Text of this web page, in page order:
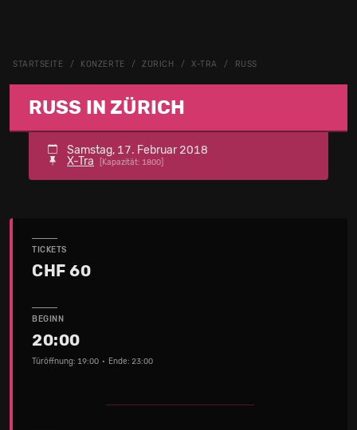
STARTSEITE KONZERTE ZÜRICH X-TRA RUSS
RUSS IN ZÜRICH
Samstag, 17. Februar 2018
X-Tra
[Kapazität: 1800]
TICKETS
CHF 60
BEGINN
20:00
Türöffnung: 19:00 • Ende: 23:00